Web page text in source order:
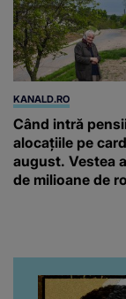
KANALD.RO
Când intră
alocațiile pe
august. Vestea
de milioane de